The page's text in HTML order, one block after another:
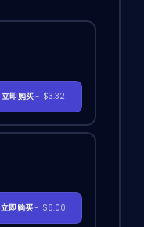
立即购买- $3.32
立即购买- $6.00